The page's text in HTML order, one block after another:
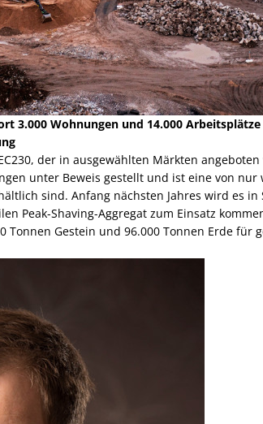
3.000 Wohnungen und 14.000
der in ausgewählten Märkten
unter Beweis gestellt und ist eine von
sind. Anfang nächsten Jahres wird es
Peak-Shaving-Aggregat zum Einsatz
Tonnen Gestein und 96.000 Tonnen Erde für